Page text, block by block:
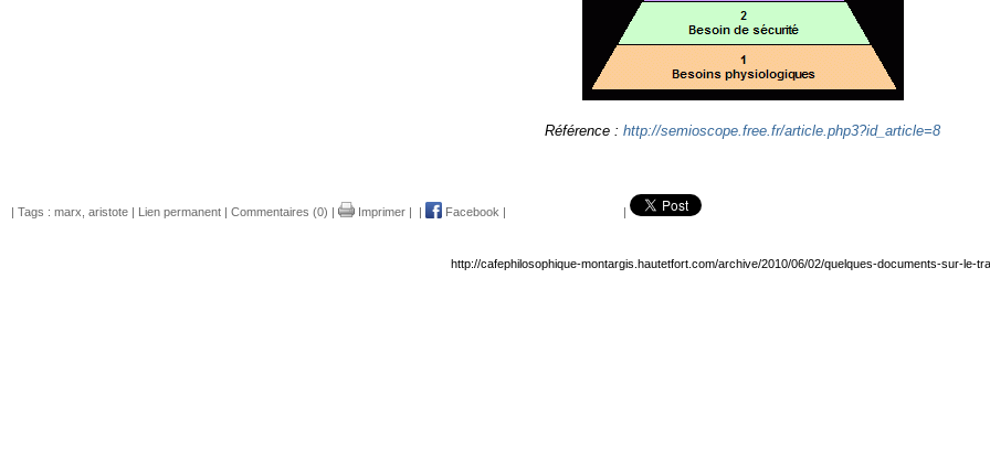
Référence : http://semioscope.free.fr/article.php3?id_article=8
| Tags : marx aristote | Lien permanent | Commentaires (0) | Imprimer | | Facebook | |
http://cafephilosophique-montargis.hautetfort.com/archive/2010/06/02/quelques-documents-sur-le-